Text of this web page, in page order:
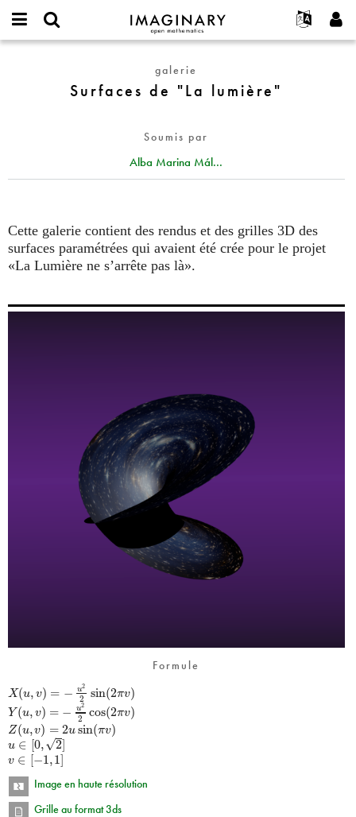
IMAGINARY
open
Français
Deutsch
Español
Türkçe
Programmes
Textes
Plus...
Projets
Participer
Créer un nouveau compte
galerie
Surfaces de "La lumière"
Soumis par
Alba Marina Mál...
Cette galerie contient des rendus et des grilles 3D des
surfaces paramétrées qui avaient été crée pour le projet
«La Lumière ne s’arrête pas là».
Formule
X(u,v) = − u2
2 sin(2πv)
Y(u,v) =− u2
2 cos(2πv)
Z(u,v) =2usin(πv)
u ∈ [0, 2
√ ]
v ∈ [−1,1]
Image en haute résolution
Grille au format 3ds